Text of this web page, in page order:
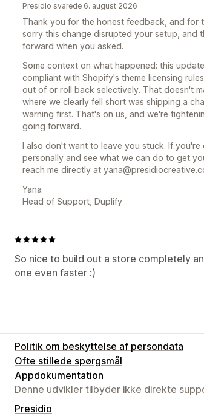
Presidio svarede 6. august 2026
Thank you for the honest feedback, and for
sorry this change disrupted your setup,
forward when you asked.
Some context on what happened: this
compliant with Shopify's theme licensing
out of or roll back selectively. That doesn't
where we clearly fell short was shipping a
warning first. That's on us, and we're
going forward.
I also don't want to leave you stuck. If
personally and see what we can do to get
reach me directly at
Yana
Head of Support, Duplify
So nice to build out a store completely
one even faster :)
Politik om beskyttelse af persondata
Ofte stillede spørgsmål
Appdokumentation
Denne udvikler tilbyder ikke direkte
Presidio